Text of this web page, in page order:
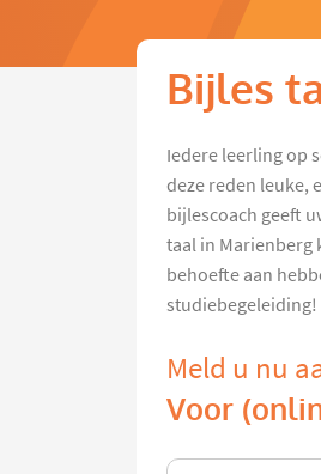
Bijles
Iedere leerling op
deze reden leuke,
bijlescoach geeft
taal in Marienberg
behoefte aan
studiebegeleiding!
Meld u nu
Voor